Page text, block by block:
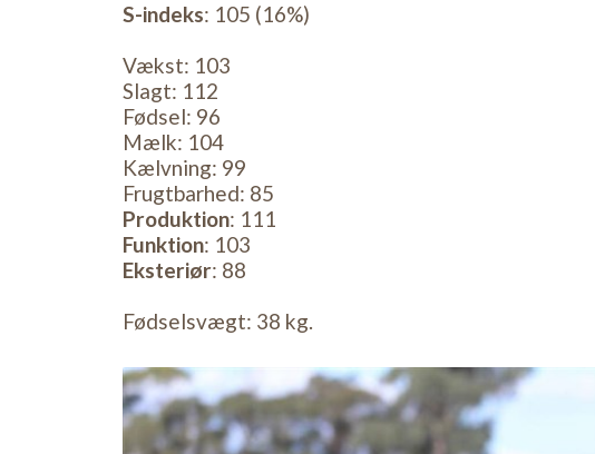
S-indeks: 105 (16%)
Vækst: 103
Slagt: 112
Fødsel: 96
Mælk: 104
Kælvning: 99
Frugtbarhed: 85
Produktion: 111
Funktion: 103
Eksteriør: 88
Fødselsvægt: 38 kg.